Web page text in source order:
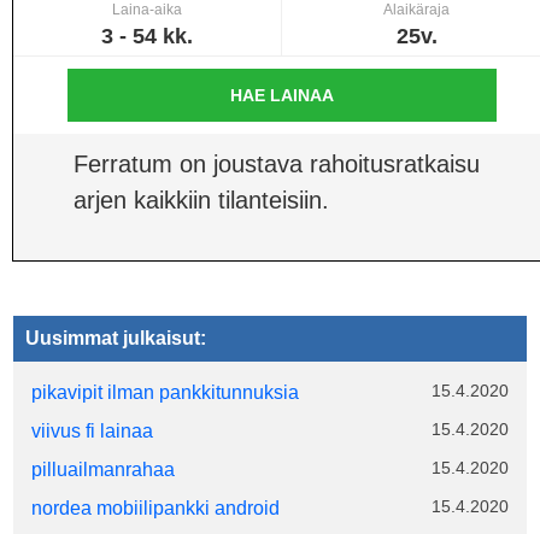
Laina-aika
3 - 54 kk.
Alaikäraja
25v.
HAE LAINAA
Ferratum on joustava rahoitusratkaisu
arjen kaikkiin tilanteisiin.
Uusimmat julkaisut:
pikavipit ilman pankkitunnuksia 15.4.2020
viivus fi lainaa 15.4.2020
pilluailmanrahaa 15.4.2020
nordea mobiilipankki android 15.4.2020